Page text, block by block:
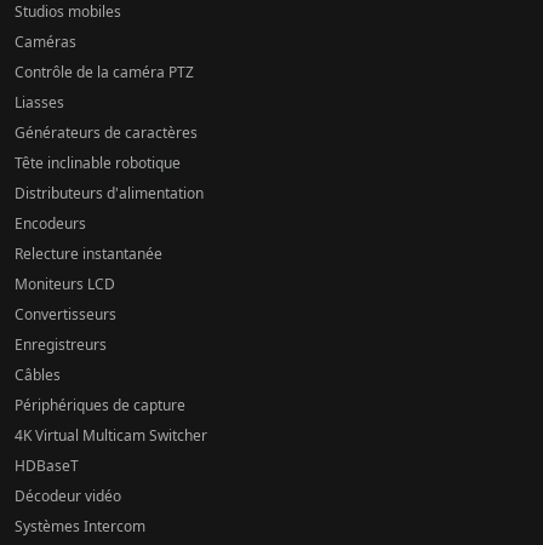
Studios mobiles
Caméras
Contrôle de la caméra PTZ
Liasses
Générateurs de caractères
Tête inclinable robotique
Distributeurs d'alimentation
Encodeurs
Relecture instantanée
Moniteurs LCD
Convertisseurs
Enregistreurs
Câbles
Périphériques de capture
4K Virtual Multicam Switcher
HDBaseT
Décodeur vidéo
Systèmes Intercom